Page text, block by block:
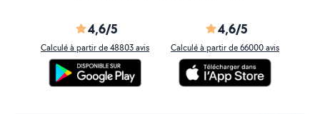
4,6/5
Calculé à partir de 48803 avis
4,6/5
Calculé à partir de 66000 avis